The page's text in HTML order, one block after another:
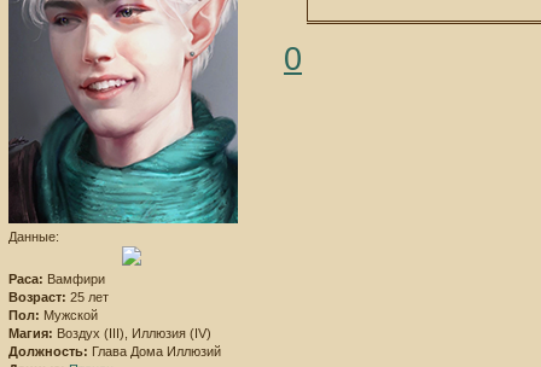
Данные:
Раса: Вамфири
Возраст: 25 лет
Пол: Мужской
Магия: Воздух (III), Иллюзия (IV)
Должность: Глава Дома Иллюзий
0